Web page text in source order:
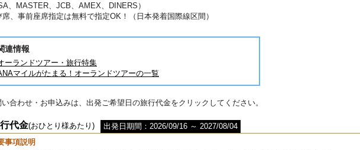
、MASTER、JCB、AMEX、DINERS）
席、事前座席指定は無料で指定OK！（日本発着国際線区間）
連情報
ーランドツアー・旅行特集
マイルがたまる！オーランドツアーの一覧
い合わせ・お申込みは、出発ご希望日の旅行代金をクリックしてください。
代金(おひとり様あたり)
出発日期間：2026/09/16 ～ 2027/08/04
事項説明